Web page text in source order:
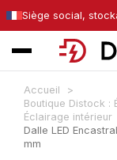
Siège social,
Accueil
Boutique Distock :
Éclairage intérieur
Dalle LED
mm